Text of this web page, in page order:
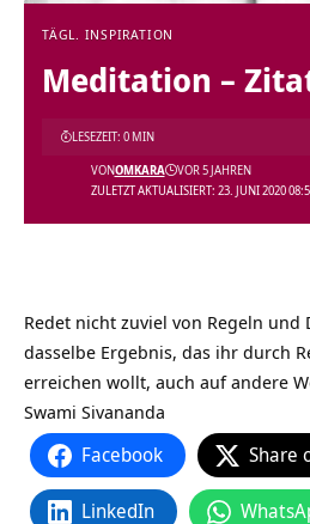
TÄGL. INSPIRATION
Meditation –
ZULETZT AKTUALISIERT: 23. JUNI 2020
VONOMKARA VOR 5 JAHREN
LESEZEIT: 0 MIN
Redet nicht zuviel von Regeln
dasselbe Ergebnis, das ihr durch
erreichen wollt, auch auf andere
Swami Sivananda
Facebook Share
LinkedIn